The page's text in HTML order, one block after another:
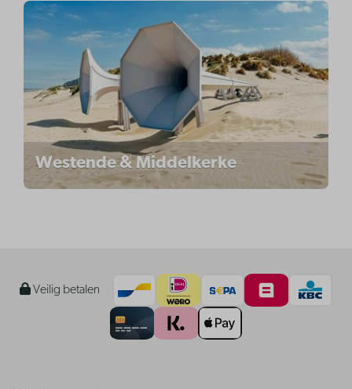
Westende & Middelkerke
Veilig betalen